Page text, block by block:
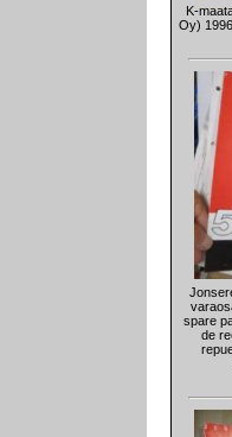
K-
Oy)
spare
de